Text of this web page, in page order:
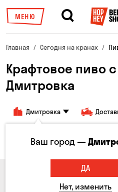
МЕНЮ
Главная Сегодня на кранах
Крафтовое пиво
Дмитровка
Дмитровка
Все товары Пиво
Ваш город —
ДА
Нет, изменить